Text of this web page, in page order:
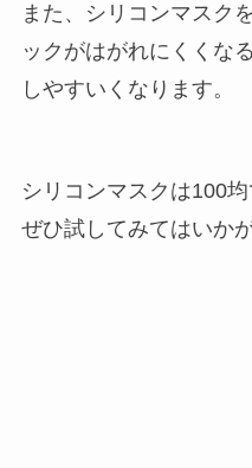
また、シリコンマスク
ックがはがれにくくな
しやすいくなります。
シリコンマスクは100
ぜひ試してみてはいか